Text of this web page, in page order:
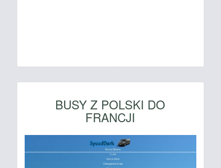
BUSY Z POLSKI DO
FRANCJI